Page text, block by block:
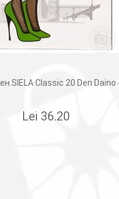
Classic 20 Den Daino
Lei 36.20